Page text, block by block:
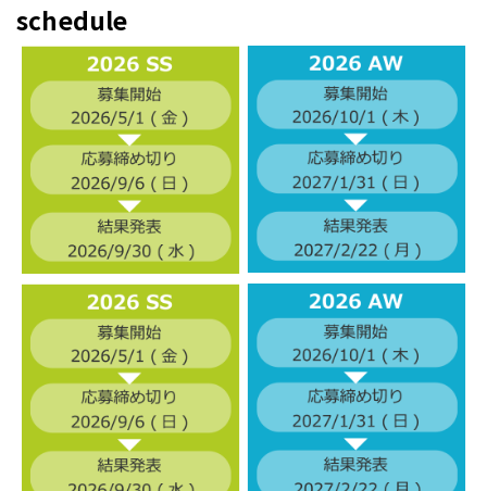
schedule